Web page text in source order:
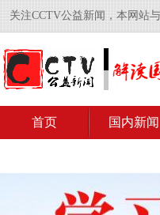
关注CCTV公益新闻，本网站
首页 国内新闻